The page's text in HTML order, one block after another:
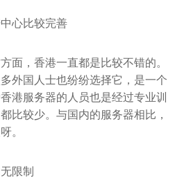
心比较完善
面，香港一直都是比较不错的。
外国人士也纷纷选择它，是一个
港服务器的人员也是经过专业训
比较少。与国内的服务器相比，
。
限制